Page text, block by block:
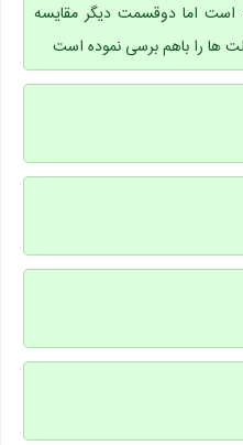
اما دوقسمت دیگر مقایسه
ها را باهم برسی نموده است